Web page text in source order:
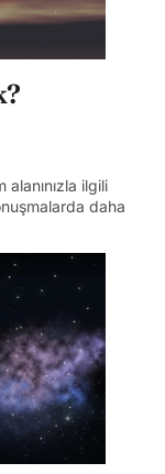
alanınızla ilgili
daha